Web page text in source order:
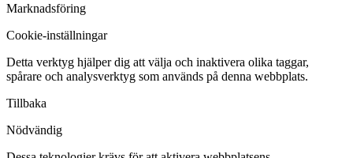
Marknadsföring
Cookie-inställningar
Detta verktyg hjälper dig att välja och inaktivera olika taggar,
spårare och analysverktyg som används på denna webbplats.
Tillbaka
Nödvändig